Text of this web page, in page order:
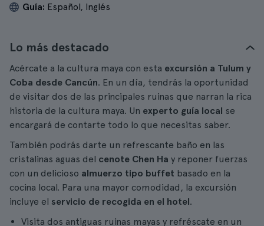
Guía: Español, Inglés
Lo más destacado
Acércate a la cultura maya con esta excursión a Tulum y
Coba desde Cancún. En un día, tendrás la oportunidad
de visitar dos de las principales ruinas que narran la rica
historia de la cultura maya. Un experto guía local se
encargará de contarte todo lo que necesitas saber.
También podrás darte un refrescante baño en las
cristalinas aguas del cenote Chen Ha y reponer fuerzas
con un delicioso almuerzo tipo buffet basado en la
cocina local. Para una mayor comodidad, la excursión
incluye el servicio de recogida en el hotel.
Visita dos antiguas ruinas mayas y refréscate en un